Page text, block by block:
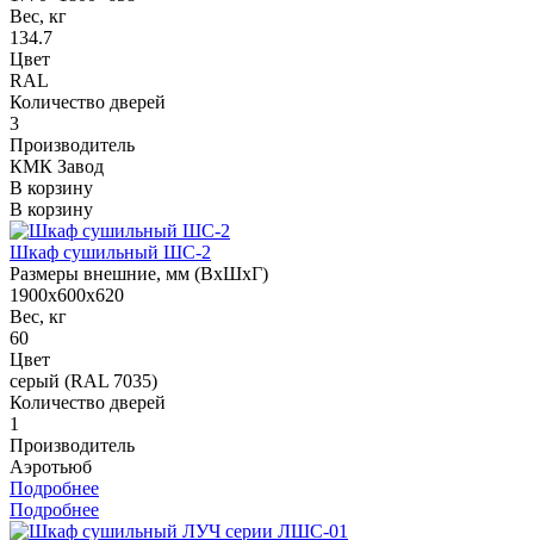
Вес, кг
134.7
Цвет
RAL
Количество дверей
3
Производитель
КМК Завод
В корзину
В корзину
Шкаф сушильный ШС-2
Размеры внешние, мм (ВхШхГ)
1900х600х620
Вес, кг
60
Цвет
серый (RAL 7035)
Количество дверей
1
Производитель
Аэротьюб
Подробнее
Подробнее